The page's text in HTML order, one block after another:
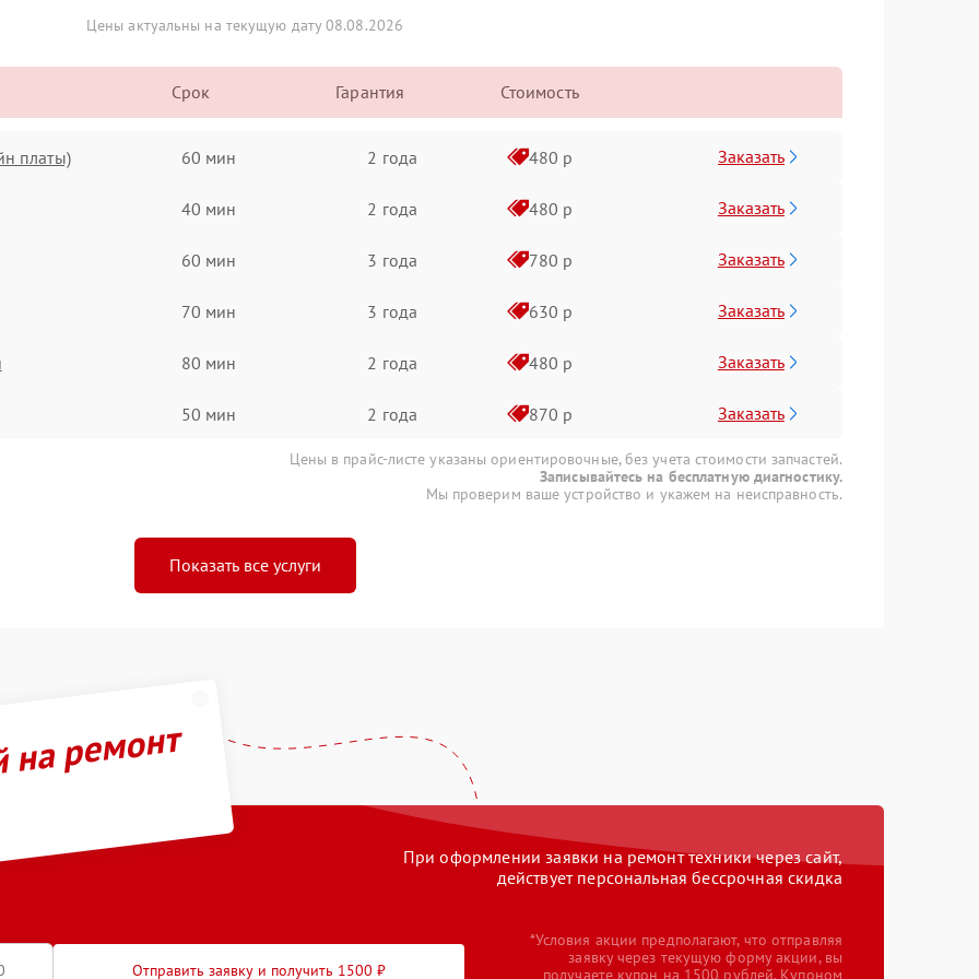
Цены актуальны на текущую дату 08.08.2026
Срок Гарантия Стоимость
платы) 60 мин 2 года 480 р Заказать
40 мин 2 года 480 р Заказать
60 мин 3 года 780 р Заказать
70 мин 3 года 630 р Заказать
80 мин 2 года 480 р Заказать
50 мин 2 года 870 р Заказать
Цены в прайс-листе указаны ориентировочные, без учета стоимости запчастей.
Записывайтесь на бесплатную диагностику.
Мы проверим ваше устройство и укажем на неисправность.
Показать все услуги
ремонт
При оформлении заявки на ремонт техники через сайт,
действует персональная бессрочная скидка
Отправить заявку и получить 1500 ₽
*Условия акции предполагают, что отправляя
заявку через текущую форму акции, вы
получаете купон на 1500 рублей. Купоном